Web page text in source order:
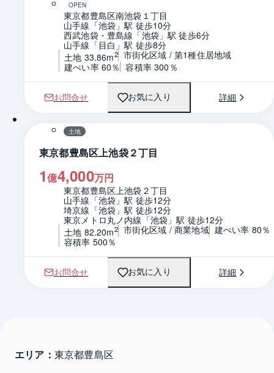
OPEN
東京都豊島区南池袋１丁目
山手線「池袋」駅 徒歩10分
西武池袋・豊島線「池袋」駅 徒歩6分
山手線「目白」駅 徒歩8分
土地 33.86m2 市街化区域 / 第1種住居地域
建ぺい率 60％ 容積率 300％
お問合せ お気に入り 詳細
1 / 0 区画図
土地
東京都豊島区上池袋２丁目
1億4,000万円
東京都豊島区上池袋２丁目
山手線「池袋」駅 徒歩12分
埼京線「池袋」駅 徒歩12分
東京メトロ丸ノ内線「池袋」駅 徒歩12分
土地 82.20m2 市街化区域 / 商業地域 建ぺい率 80％
容積率 500％
お問合せ お気に入り 詳細
エリア： 東京都豊島区